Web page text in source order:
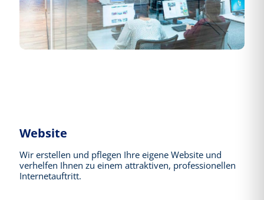
Website
Wir erstellen und pflegen Ihre eigene Website und
verhelfen Ihnen zu einem attraktiven, professionellen
Internetauftritt.